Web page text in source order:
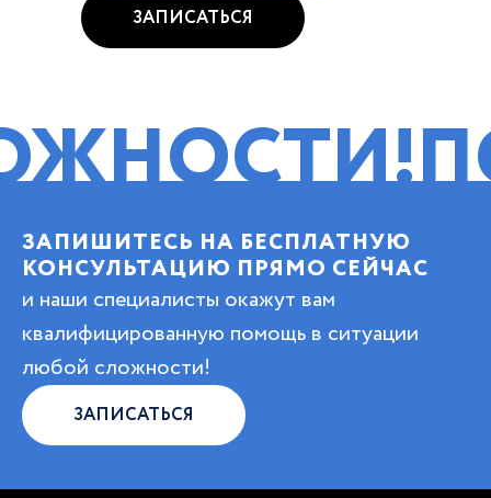
ЗАПИСАТЬСЯ
ЗАПИШИТЕСЬ НА БЕСПЛАТНУЮ
КОНСУЛЬТАЦИЮ ПРЯМО СЕЙЧАС
и наши специалисты окажут вам
квалифицированную помощь в ситуации
любой сложности!
ЗАПИСАТЬСЯ